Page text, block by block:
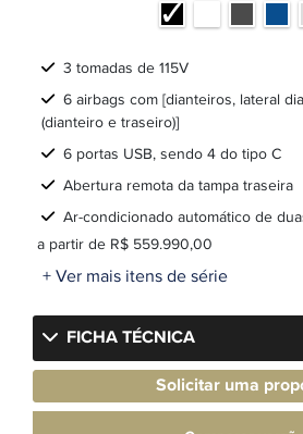
3 tomadas de 115V
6 airbags com [dianteiros, lateral
(dianteiro e traseiro)]
6 portas USB, sendo 4 do tipo C
Abertura remota da tampa traseira
Ar-condicionado automático de
a partir de R$ 559.990,00
+ Ver mais itens de série
FICHA TÉCNICA
Solicitar uma